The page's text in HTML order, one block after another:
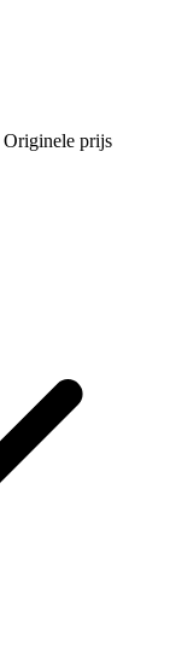
Originele prijs